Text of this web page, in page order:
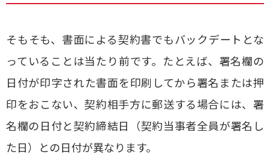
そもそも、書面による契約書でもバックデートとな
っていることは当たり前です。たとえば、署名欄の
日付が印字された書面を印刷してから署名または押
印をおこない、契約相手方に郵送する場合には、署
名欄の日付と契約締結日（契約当事者全員が署名し
た日）との日付が異なります。